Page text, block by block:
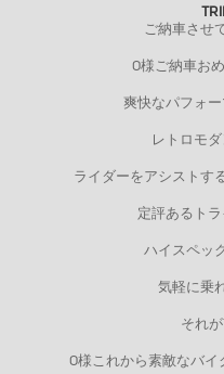
ご納車させ
O様ご納車お
爽快なパフォ
レトロモ
ライダーをアシストす
定評あるト
ハイスペッ
気軽に乗
それ
O様これから素敵なバイ